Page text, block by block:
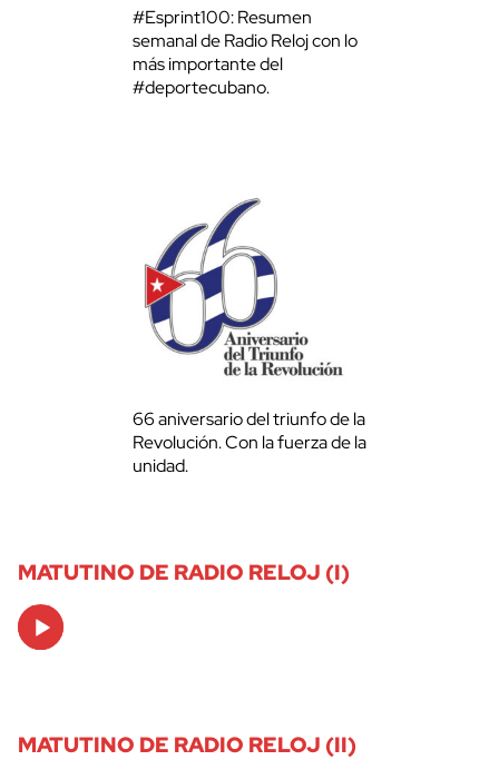
#Esprint100: Resumen
semanal de Radio Reloj con lo
más importante del
#deportecubano.
66 aniversario del triunfo de la
Revolución. Con la fuerza de la
unidad.
MATUTINO DE RADIO RELOJ (I)
Audio
Player
MATUTINO DE RADIO RELOJ (II)